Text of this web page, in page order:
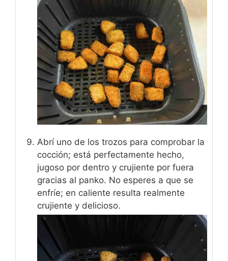
Abrí uno de los trozos para comprobar la
cocción; está perfectamente hecho,
jugoso por dentro y crujiente por fuera
gracias al panko. No esperes a que se
enfríe; en caliente resulta realmente
crujiente y delicioso.